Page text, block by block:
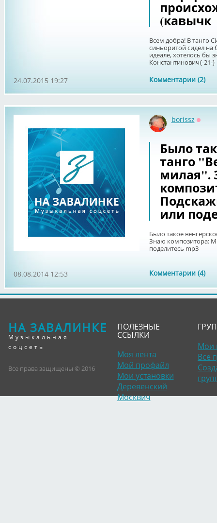
(кавычк
Всем добра! В танго
синьоритой сидел на
идеале, хотелось бы
Константинович{-21-}
Комментарии (2)
24.07.2015 19:27
borissz
Было
танго
милая".
или
Было такое
Знаю композитора:
поделитесь mp3
Комментарии (4)
08.08.2014 12:53
НА ЗАВАЛИНКЕ
Музыкальная
соцсеть
Все права защищены © 2016
ПОЛЕЗНЫЕ
ССЫЛКИ
Моя лента
Мой профайл
Мои установки
Деревенский
Москвич
Мои
Все